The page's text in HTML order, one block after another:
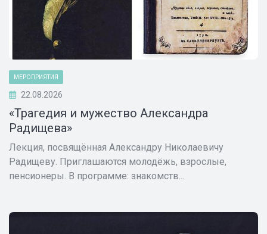
МЕРОПРИЯТИЯ
22.08.2026
«Трагедия и мужество Александра
Радищева»
Лекция, посвящённая Александру Николаевичу
Радищеву. Приглашаются молодёжь, взрослые,
пенсионеры. В программе: знакомств...